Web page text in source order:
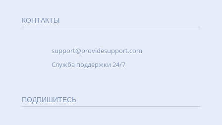
КОНТАКТЫ
support@providesupport.com
Cлужба поддержки 24/7
ПОДПИШИТЕСЬ